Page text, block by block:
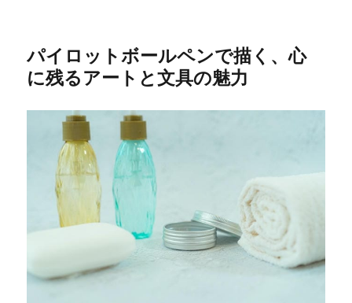
パイロットボールペンで描く、心
に残るアートと文具の魅力